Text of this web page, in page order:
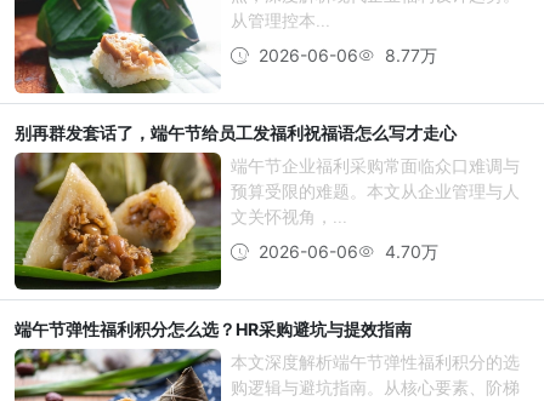
从管理控本...
2026-06-06
8.77万
别再群发套话了，端午节给员工发福利祝福语怎么写才走心
端午节企业福利采购常面临众口难调与
预算受限的难题。本文从企业管理与人
文关怀视角，...
2026-06-06
4.70万
端午节弹性福利积分怎么选？HR采购避坑与提效指南
本文深度解析端午节弹性福利积分的选
购逻辑与避坑指南。从核心要素、阶梯